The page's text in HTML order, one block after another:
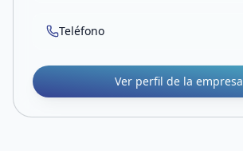
Teléfono
Ver perfil de la empresa